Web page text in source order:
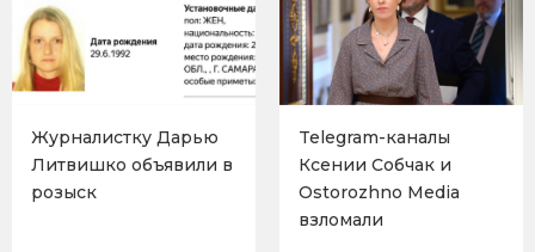
Журналистку Дарью
Литвишко объявили в
розыск
Telegram-каналы
Ксении Собчак и
Ostorozhno Media
взломали